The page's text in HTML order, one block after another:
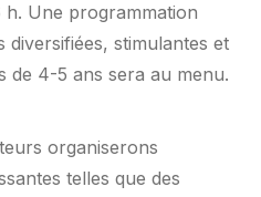
h. Une programmation
diversifiées, stimulantes et
de 4-5 ans sera au menu.
organiserons
telles que des